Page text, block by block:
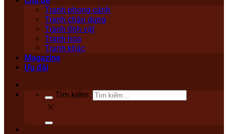
Tranh phong cảnh
Tranh chân dung
Tranh tĩnh vật
Tranh hoa
Tranh khác
Magazine
Ưu đãi
Tìm kiếm: